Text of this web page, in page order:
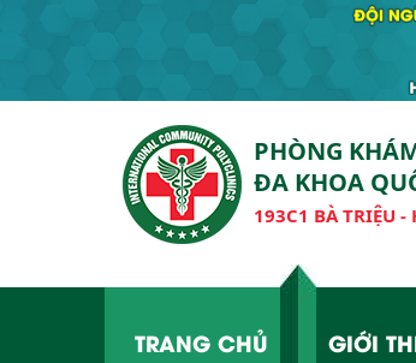
PHÒNG
ĐA KHOA
193C1 BÀ TRIỆU
TRANG CHỦ GIỚI